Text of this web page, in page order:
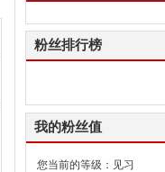
粉丝排行榜
我的粉丝值
您当前的等级：见习